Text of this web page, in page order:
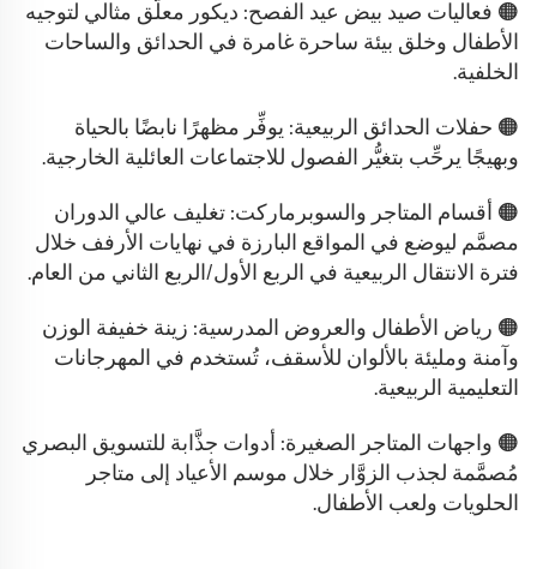
🟠 فعاليات صيد بيض عيد الفصح: ديكور معلَّق مثالي لتوجيه
الأطفال وخلق بيئة ساحرة غامرة في الحدائق والساحات
الخلفية.
🟠 حفلات الحدائق الربيعية: يوفِّر مظهرًا نابضًا بالحياة
وبهيجًا يرحِّب بتغيُّر الفصول للاجتماعات العائلية الخارجية.
🟠 أقسام المتاجر والسوبرماركت: تغليف عالي الدوران
مصمَّم ليوضع في المواقع البارزة في نهايات الأرفف خلال
فترة الانتقال الربيعية في الربع الأول/الربع الثاني من العام.
🟠 رياض الأطفال والعروض المدرسية: زينة خفيفة الوزن
وآمنة ومليئة بالألوان للأسقف، تُستخدم في المهرجانات
التعليمية الربيعية.
🟠 واجهات المتاجر الصغيرة: أدوات جذَّابة للتسويق البصري
مُصمَّمة لجذب الزوَّار خلال موسم الأعياد إلى متاجر
الحلويات ولعب الأطفال.